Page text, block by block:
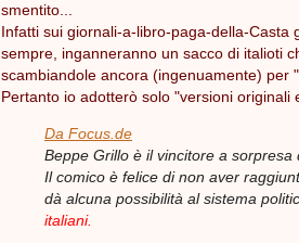
smentito...
Infatti sui giornali-a-libro-paga-della-Casta
sempre, inganneranno un sacco di italioti
scambiandole ancora (ingenuamente) per
Pertanto io adotterò solo "versioni originali
Da Focus.de
Beppe Grillo è il vincitore a sorpresa
Il comico è felice di non aver
dà alcuna possibilità al sistema
italiani.